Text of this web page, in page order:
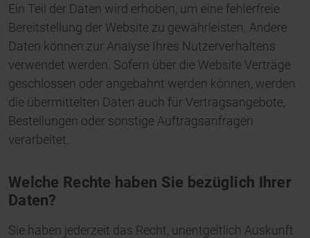
Ein Teil der Daten wird erhoben, um eine fehlerfreie
Bereitstellung der Website zu gewährleisten. Andere
Daten können zur Analyse Ihres Nutzerverhaltens
verwendet werden. Sofern über die Website Verträge
geschlossen oder angebahnt werden können, werden
die übermittelten Daten auch für Vertragsangebote,
Bestellungen oder sonstige Auftragsanfragen
verarbeitet.
Welche Rechte haben Sie bezüglich Ihrer
Daten?
Sie haben jederzeit das Recht, unentgeltlich Auskunft